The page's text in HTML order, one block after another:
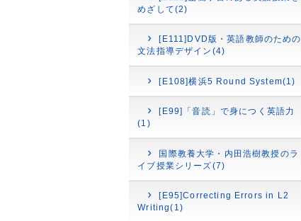
めざして(2)
[E111]DVD版・英語教師のための
文法指導デザイン(4)
[E108]横浜5 Round System(1)
[E99]「音読」で身につく英語力
(1)
国際教養大学・内田浩樹教授のラ
イブ授業シリーズ(7)
[E95]Correcting Errors in L2
Writing(1)